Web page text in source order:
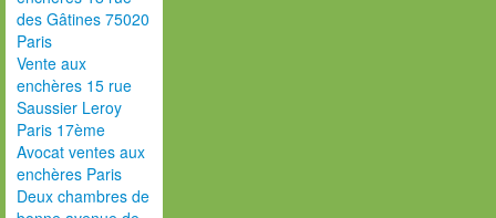
des Gâtines 75020
Paris
Vente aux
enchères 15 rue
Saussier Leroy
Paris 17ème
Avocat ventes aux
enchères Paris
Deux chambres de